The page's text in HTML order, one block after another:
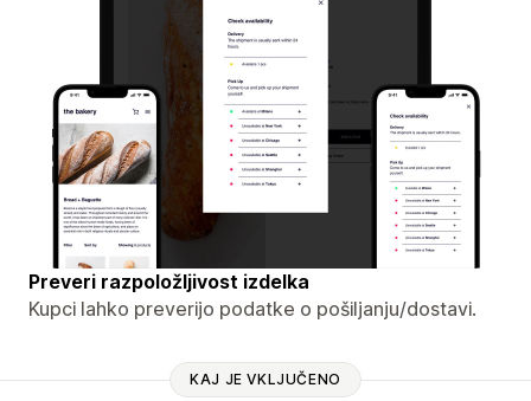
Preveri razpoložljivost izdelka
Kupci lahko preverijo podatke o pošiljanju/dostavi.
KAJ JE VKLJUČENO